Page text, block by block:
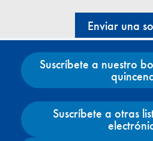
Enviar una
Suscríbete a nuestro
Suscríbete a otras